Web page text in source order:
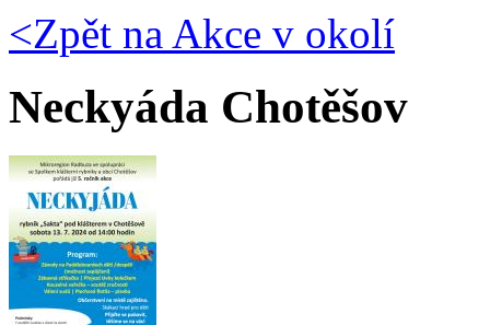
<Zpět na Akce v okolí
Neckyáda Chotěšov